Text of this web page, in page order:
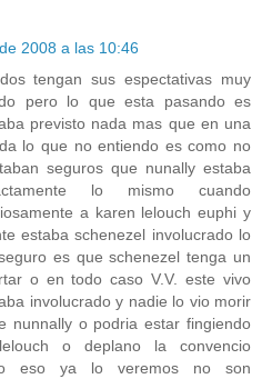
2008 a las 10:46
tengan sus espectativas muy
pero lo que esta pasando es
previsto nada mas que en una
lo que no entiendo es como no
seguros que nunally estaba
lo mismo cuando
a karen lelouch euphi y
estaba schenezel involucrado lo
es que schenezel tenga un
o en todo caso V.V. este vivo
involucrado y nadie lo vio morir
nunnally o podria estar fingiendo
o deplano la convencio
eso ya lo veremos no son